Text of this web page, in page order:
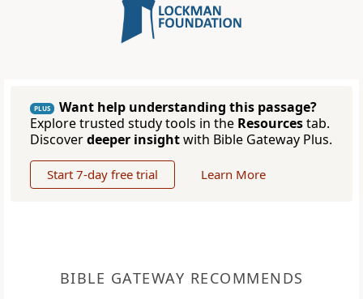
PLUS
Want help understanding this passage?
Explore trusted study tools in the Resourcestab.
Discoverdeeper insightwith Bible Gateway Plus.
Start 7-day free trial Learn More
BIBLE GATEWAY RECOMMENDS